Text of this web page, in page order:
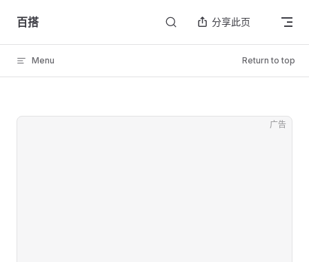
Skip to content
百搭 分享此页
Menu Return to top
广告